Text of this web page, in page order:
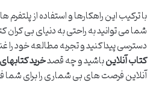
با ترکیب این راهکارها و استفاده از
شما می توانید به راحتی به دنیای بی
دسترسی پیدا کنید و تجربه مطالعه خود را
کتاب آنلاینباشید و چه قصدخرید
آنلاین فرصت های بی شماری را برای شما